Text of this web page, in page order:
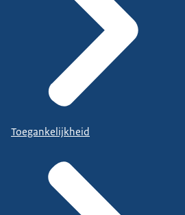
Toegankelijkheid